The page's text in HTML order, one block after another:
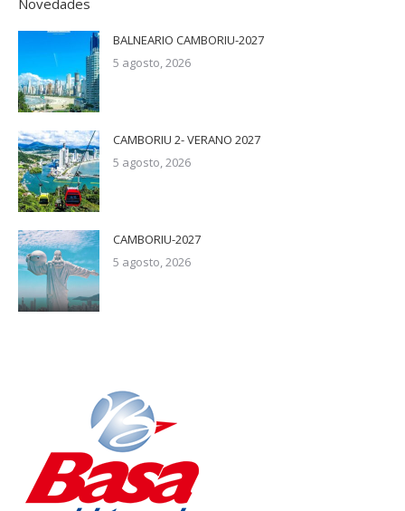
BALNEARIO CAMBORIU-2027
5 agosto, 2026
CAMBORIU 2- VERANO 2027
5 agosto, 2026
CAMBORIU-2027
5 agosto, 2026